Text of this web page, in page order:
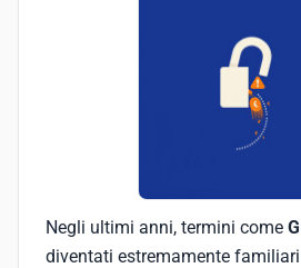
Negli ultimi anni, termini come
diventati estremamente